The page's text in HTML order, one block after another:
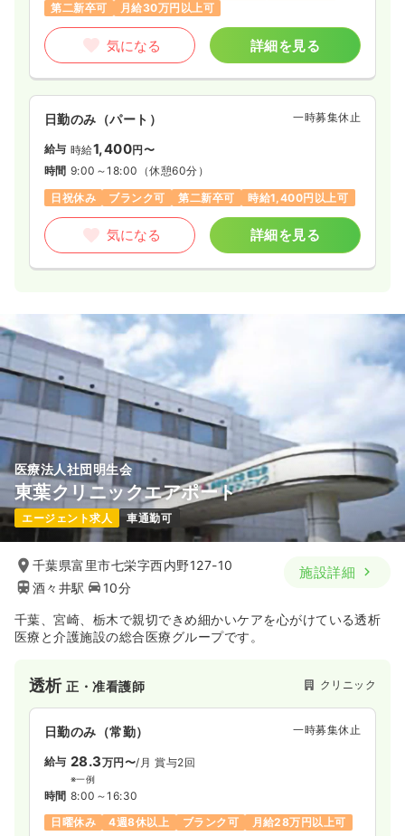
第二新卒可
月給30万円以上可
気になる 詳細を見る
日勤のみ（パート） 一時募集休止
給与 時給1,400円〜
時間 9:00～18:00 （休憩60分）
日祝休み
ブランク可 第二新卒可 時給1,400円以上可
気になる 詳細を見る
医療法人社団明生会
東葉クリニックエアポート
エージェント求人 車通勤可
千葉県富里市七栄字西内野127-10
酒々井駅
10分
施設詳細
千葉、宮崎、栃木で親切できめ細かいケアを心がけている透析
医療と介護施設の総合医療グループです。
透析正・准看護師 クリニック
日勤のみ（常勤） 一時募集休止
給与 28.3万円〜/月 賞与2回
※一例
時間 8:00～16:30
日曜休み
4週8休以上 ブランク可 月給28万円以上可